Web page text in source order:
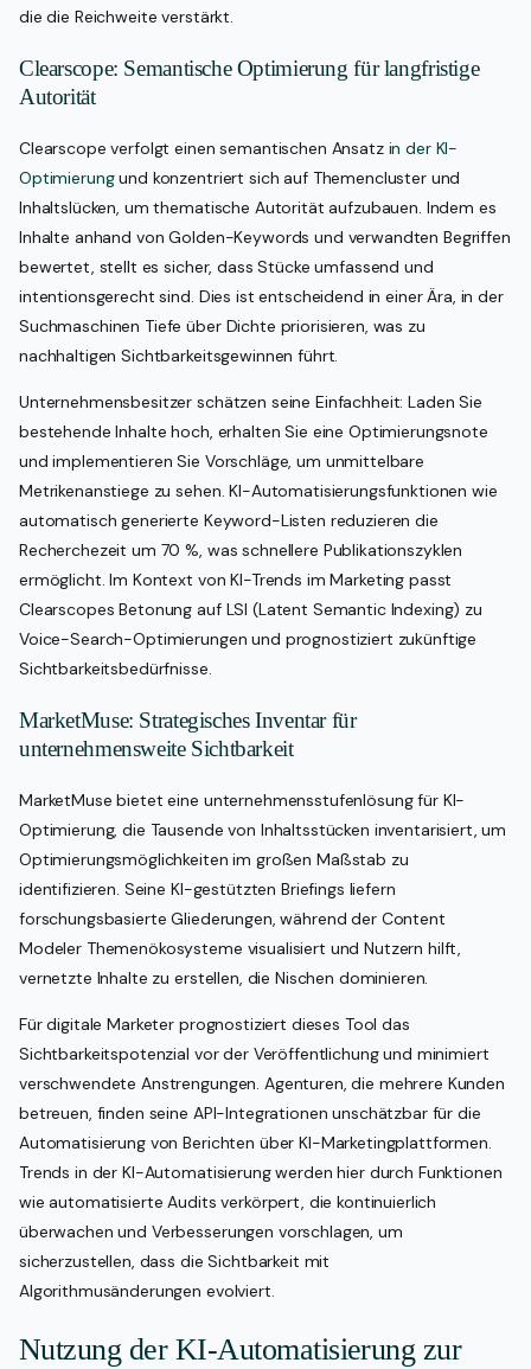
die die Reichweite verstärkt.
Clearscope: Semantische Optimierung für langfristige
Autorität
Clearscope verfolgt einen semantischen Ansatz in der KI-
Optimierungund konzentriert sich auf Themencluster und
Inhaltslücken, um thematische Autorität aufzubauen. Indem es
Inhalte anhand von Golden-Keywords und verwandten Begriffen
bewertet, stellt es sicher, dass Stücke umfassend und
intentionsgerecht sind. Dies ist entscheidend in einer Ära, in der
Suchmaschinen Tiefe über Dichte priorisieren, was zu
nachhaltigen Sichtbarkeitsgewinnen führt.
Unternehmensbesitzer schätzen seine Einfachheit: Laden Sie
bestehende Inhalte hoch, erhalten Sie eine Optimierungsnote
und implementieren Sie Vorschläge, um unmittelbare
Metrikenanstiege zu sehen. KI-Automatisierungsfunktionen wie
automatisch generierte Keyword-Listen reduzieren die
Recherchezeit um 70 %, was schnellere Publikationszyklen
ermöglicht. Im Kontext von KI-Trends im Marketing passt
Clearscopes Betonung auf LSI (Latent Semantic Indexing) zu
Voice-Search-Optimierungen und prognostiziert zukünftige
Sichtbarkeitsbedürfnisse.
MarketMuse: Strategisches Inventar für
unternehmensweite Sichtbarkeit
MarketMuse bietet eine unternehmensstufenlösung für KI-
Optimierung, die Tausende von Inhaltsstücken inventarisiert, um
Optimierungsmöglichkeiten im großen Maßstab zu
identifizieren. Seine KI-gestützten Briefings liefern
forschungsbasierte Gliederungen, während der Content
Modeler Themenökosysteme visualisiert und Nutzern hilft,
vernetzte Inhalte zu erstellen, die Nischen dominieren.
Für digitale Marketer prognostiziert dieses Tool das
Sichtbarkeitspotenzial vor der Veröffentlichung und minimiert
verschwendete Anstrengungen. Agenturen, die mehrere Kunden
betreuen, finden seine API-Integrationen unschätzbar für die
Automatisierung von Berichten über KI-Marketingplattformen.
Trends in der KI-Automatisierung werden hier durch Funktionen
wie automatisierte Audits verkörpert, die kontinuierlich
überwachen und Verbesserungen vorschlagen, um
sicherzustellen, dass die Sichtbarkeit mit
Algorithmusänderungen evolviert.
Nutzung der KI-Automatisierung zur